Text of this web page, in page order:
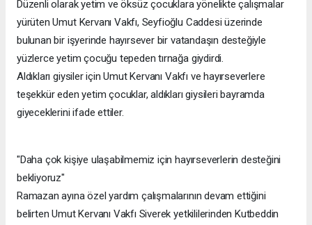
Düzenli olarak yetim ve öksüz çocuklara yönelikte çalışmalar
yürüten Umut Kervanı Vakfı, Seyfioğlu Caddesi üzerinde
bulunan bir işyerinde hayırsever bir vatandaşın desteğiyle
yüzlerce yetim çocuğu tepeden tırnağa giydirdi.
Aldıkları giysiler için Umut Kervanı Vakfı ve hayırseverlere
teşekkür eden yetim çocuklar, aldıkları giysileri bayramda
giyeceklerini ifade ettiler.
"Daha çok kişiye ulaşabilmemiz için hayırseverlerin desteğini
bekliyoruz"
Ramazan ayına özel yardım çalışmalarının devam ettiğini
belirten Umut Kervanı Vakfı Siverek yetkililerinden Kutbeddin